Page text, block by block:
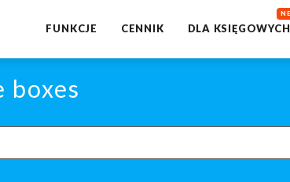
FUNKCJE CENNIK DLA KSIĘGOWYCH
boxes